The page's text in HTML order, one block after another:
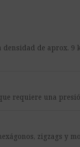
de aprox. 9
requiere una
zigzags y